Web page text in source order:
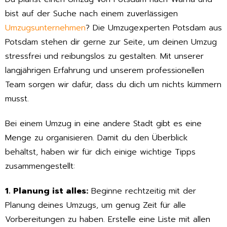
bist auf der Suche nach einem zuverlässigen
Umzugsunternehmen? Die Umzugexperten Potsdam aus
Potsdam stehen dir gerne zur Seite, um deinen Umzug
stressfrei und reibungslos zu gestalten. Mit unserer
langjährigen Erfahrung und unserem professionellen
Team sorgen wir dafür, dass du dich um nichts kümmern
musst.
Bei einem Umzug in eine andere Stadt gibt es eine
Menge zu organisieren. Damit du den Überblick
behältst, haben wir für dich einige wichtige Tipps
zusammengestellt:
1. Planung ist alles: Beginne rechtzeitig mit der
Planung deines Umzugs, um genug Zeit für alle
Vorbereitungen zu haben. Erstelle eine Liste mit allen